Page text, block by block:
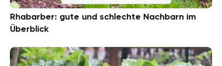
Rhabarber: gute und schlechte Nachbarn im
Überblick